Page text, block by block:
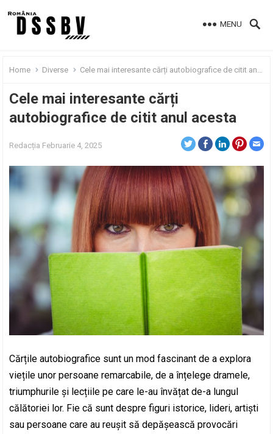
MENU
Home Diverse Cele mai interesante cărți autobiografice de citit anul acesta
Cele mai interesante cărți
autobiografice de citit anul acesta
Redacția Februarie 4, 2025
Cărțile autobiografice sunt un mod fascinant de a explora
viețile unor persoane remarcabile, de a înțelege dramele,
triumphurile și lecțiile pe care le-au învățat de-a lungul
călătoriei lor. Fie că sunt despre figuri istorice, lideri, artiști
sau persoane care au reușit să depășească provocări